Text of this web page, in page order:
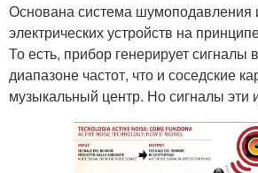
Основана система шумоподавления
электрических устройств на
То есть, прибор генерирует сигналы
диапазоне частот, что и соседские
музыкальный центр. Но сигналы эти